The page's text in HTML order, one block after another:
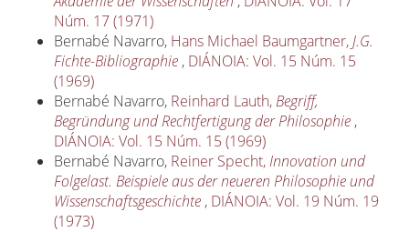
Núm. 17 (1971)
Bernabé Navarro, Hans Michael Baumgartner,J.G.
Fichte-Bibliographie , DIÁNOIA: Vol. 15 Núm. 15
(1969)
Bernabé Navarro, Reinhard Lauth, Begriff,
Begründung und Rechtfertigung der Philosophie ,
DIÁNOIA: Vol. 15 Núm. 15 (1969)
Bernabé Navarro, Reiner Specht, Innovation und
Folgelast. Beispiele aus der neueren Philosophie und
Wissenschaftsgeschichte , DIÁNOIA: Vol. 19 Núm. 19
(1973)